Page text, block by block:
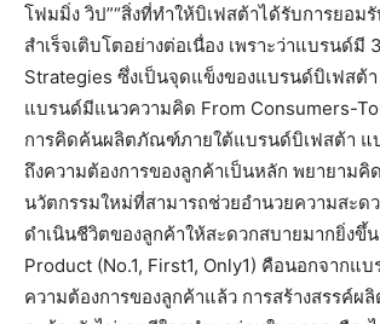
โฟมมิ่ง วิป”“สิ่งที่ทำให้บิเฟสต้าได้รับการยอม
สำเร็จเติบโตอย่างต่อเนื่อง เพราะว่าแบรนด์มี
Strategies ซึ่งเป็นจุดแข็งของแบรนด์บิเฟสต้า
แบรนด์มีแนวความคิด From Consumers-
การคิดค้นผลิตภัณฑ์ภายใต้แบรนด์บิเฟสต้า แ
ถึงความต้องการของลูกค้าเป็นหลัก พยายาม
นวัตกรรมใหม่ที่สามารถช่วยอำนวยความสะด
ดำเนินชีวิตของลูกค้าให้สะดวกสบายมากยิ่งขึ้
Product (No.1, First1, Only1) คือนอกจากแ
ความต้องการของลูกค้าแล้ว การสร้างสรรค์